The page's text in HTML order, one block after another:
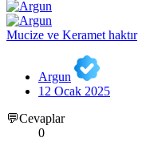
Mucize ve Keramet haktır
Argun
12 Ocak 2025
💬Cevaplar
0